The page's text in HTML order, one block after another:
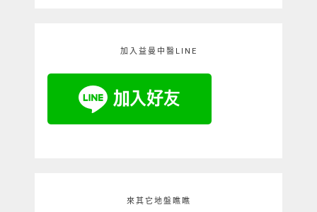
加入益曼中醫LINE
來其它地盤瞧瞧